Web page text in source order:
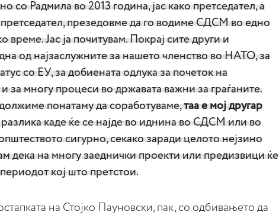
со Радмила во 2013 година, јас како претседател, а
претседател, презедовме да го водиме СДСМ во едно
време. Јас ја почитувам. Покрај сите други и
од најзаслужните за нашето членство во НАТО, за
со ЕУ, за добиената одлука за почеток на
за многу процеси во државата важни за граѓаните.
понатаму да соработуваме,таа е мој другар
каде ќе се најде во иднина во СДСМ или во
сигурно, секако заради целото нејзино
дека на многу заеднички проекти или предизвици ќе
кој што претстои.
на Стојко Пауновски, пак, со одбивањето да